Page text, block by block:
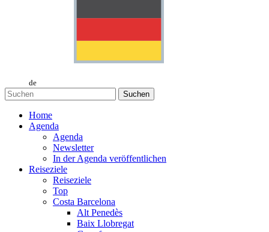
de
Suchen
Home
Agenda
Agenda
Newsletter
In der Agenda veröffentlichen
Reiseziele
Reiseziele
Top
Costa Barcelona
Alt Penedès
Baix Llobregat